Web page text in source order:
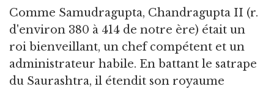
Comme Samudragupta, Chandragupta II (r.
d'environ 380 à 414 de notre ère) était un
roi bienveillant, un chef compétent et un
administrateur habile. En battant le satrape
du Saurashtra, il étendit son royaume